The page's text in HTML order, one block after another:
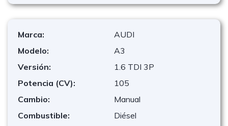
Marca:
AUDI
Modelo:
A3
Versión:
1.6 TDI 3P
Potencia (CV):
105
Cambio:
Manual
Combustible:
Diésel